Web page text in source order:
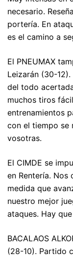
necesario.
portería. En
es el camino a
El PNEUMAX
Leizarán (30-
del todo
muchos tiros
entrenamientos
con el tiempo se
vosotras.
El CIMDE se
en Rentería.
medida que
nuestro mejor
ataques. Hay
BACALAOS
(28-10). Partido